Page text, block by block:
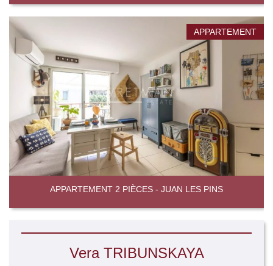
APPARTEMENT
APPARTEMENT 2 PIÈCES - JUAN LES PINS
Vera TRIBUNSKAYA